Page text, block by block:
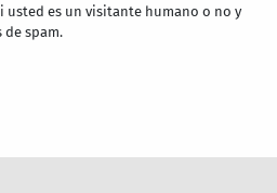
usted es un visitante humano o no y
spam.